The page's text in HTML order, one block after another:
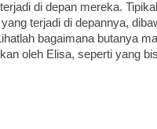
di depan mereka.
terjadi di depannya,
bagaimana butanya
oleh Elisa, seperti yang